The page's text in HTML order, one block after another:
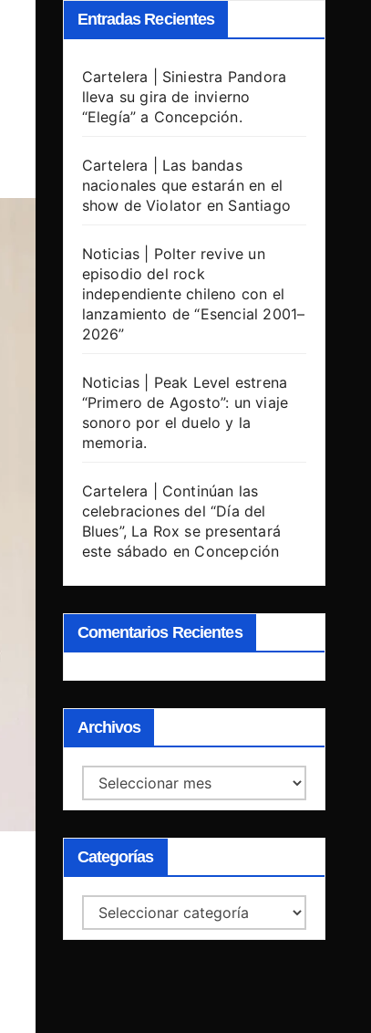
Entradas Recientes
Cartelera | Siniestra Pandora
lleva su gira de invierno
“Elegía” a Concepción.
Cartelera | Las bandas
nacionales que estarán en el
show de Violator en Santiago
Noticias | Polter revive un
episodio del rock
independiente chileno con el
lanzamiento de “Esencial 2001–
2026”
Noticias | Peak Level estrena
“Primero de Agosto”: un viaje
sonoro por el duelo y la
memoria.
Cartelera | Continúan las
celebraciones del “Día del
Blues”, La Rox se presentará
este sábado en Concepción
Comentarios Recientes
Archivos
Archivos
Categorías
Categorías